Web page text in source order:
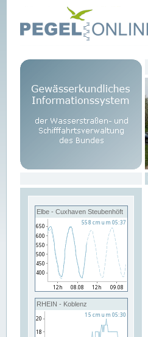
Elbe - Cuxhaven Steubenhöft
RHEIN - Koblenz